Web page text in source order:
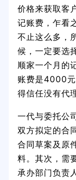
价格来获取客
记账费，乍看
不止这么多，
候，一定要选
顺家一个月的
账费是4000
得信任没有代
一代与委托公
双方拟定的合
合同草案及原
料。其次，需
承办部门负责